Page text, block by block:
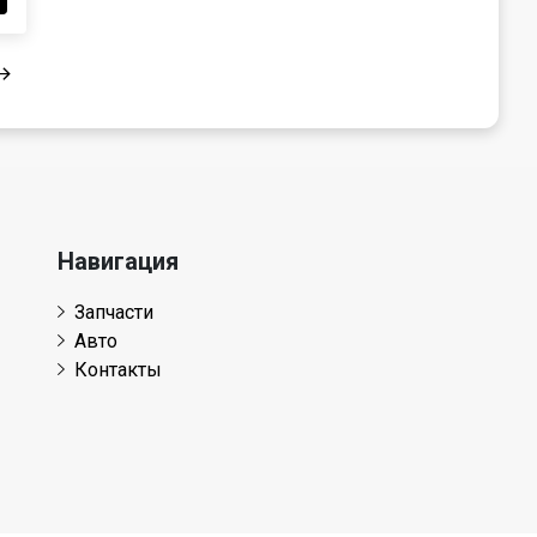
Навигация
Запчасти
Авто
Контакты